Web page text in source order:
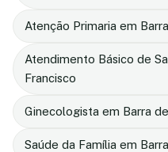
Atenção Primaria em
Atendimento Básico de
Francisco
Ginecologista em Barra
Saúde da Família em